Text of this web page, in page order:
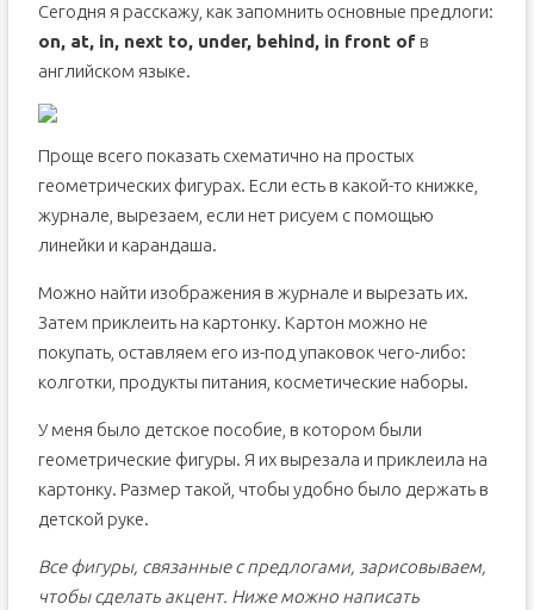
Сегодня я расскажу, как запомнить основные предлоги:
on, at, in, next to, under, behind, in front ofв
английском языке.
Проще всего показать схематично на простых
геометрических фигурах. Если есть в какой-то книжке,
журнале, вырезаем, если нет рисуем с помощью
линейки и карандаша.
Можно найти изображения в журнале и вырезать их.
Затем приклеить на картонку. Картон можно не
покупать, оставляем его из-под упаковок чего-либо:
колготки, продукты питания, косметические наборы.
У меня было детское пособие, в котором были
геометрические фигуры. Я их вырезала и приклеила на
картонку. Размер такой, чтобы удобно было держать в
детской руке.
Все фигуры, связанные с предлогами, зарисовываем,
чтобы сделать акцент. Ниже можно написать